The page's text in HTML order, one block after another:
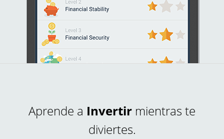
Aprende a Invertir mientras te
diviertes.